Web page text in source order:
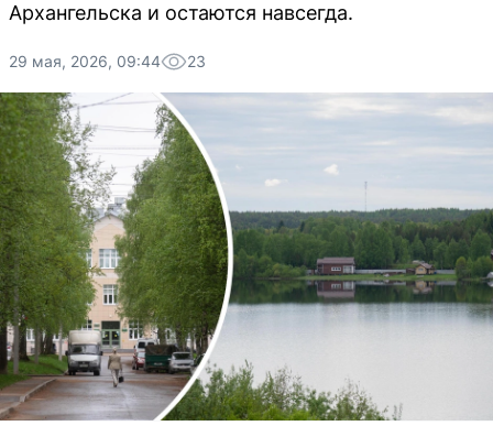
Архангельска и остаются навсегда.
29 мая, 2026, 09:44 23